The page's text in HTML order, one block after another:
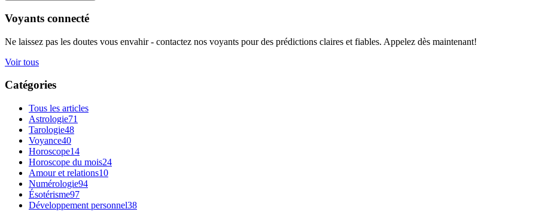
Voyants connecté
Ne laissez pas les doutes vous envahir - contactez nos voyants pour des prédictions claires et fiables. Appelez dès maintenant!
Voir tous
Catégories
Tous les articles
Astrologie71
Tarologie48
Voyance40
Horoscope14
Horoscope du mois24
Amour et relations10
Numérologie94
Ésotérisme97
Développement personnel38